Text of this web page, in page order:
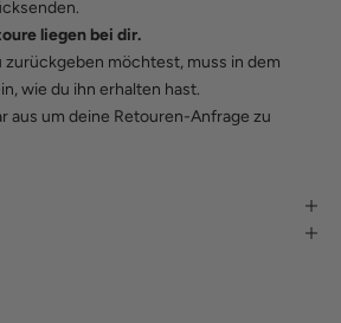
liegen bei dir.
zurückgeben möchtest, muss in dem
wie du ihn erhalten hast.
aus um deine Retouren-Anfrage zu